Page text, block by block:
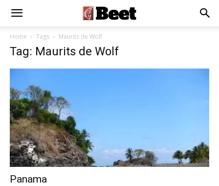
Home Tags Maurits de Wolf
Tag: Maurits de Wolf
Panama